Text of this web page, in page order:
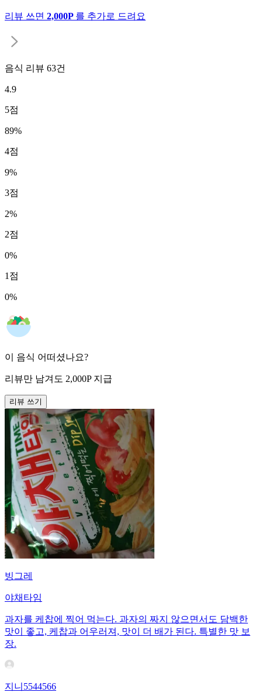
리뷰 쓰면 2,000P 를 추가로 드려요
음식 리뷰 63건
4.9
5점
89%
4점
9%
3점
2%
2점
0%
1 점
0%
이 음식 어떠셨나요?
리뷰만 남겨도 2,000P 지급
리뷰 쓰기
빙그레
야채타임
과자를 케찹에 찍어 먹는다. 과자의 짜지 않으면서도 담백한
맛이 좋고, 케찹과 어우러져, 맛이 더 배가 된다. 특별한 맛 보
장.
지니5544566